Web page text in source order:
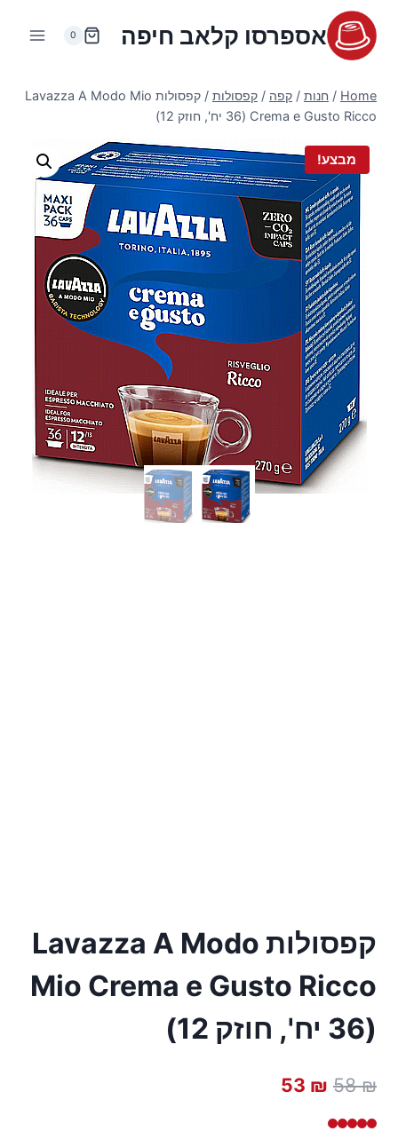
content
אספרסו קלאב חיפה 0
Home
/ חנות / קפה / קפסולות /
קפסולות Lavazza A Modo Mio
Crema e Gusto Ricco (36 יח', חוזק 12)
מבצע!
קפסולות Lavazza A Modo
Mio Crema e Gusto Ricco
(36 יח', חוזק 12)
58₪
המחיר
53 ₪